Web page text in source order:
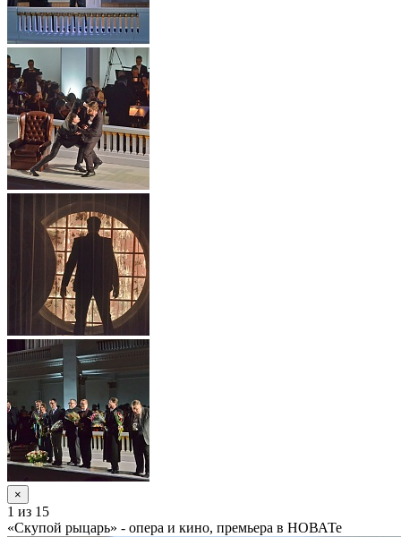
×
1 из 15
«Скупой рыцарь» - опера и кино, премьера в НОВАТе